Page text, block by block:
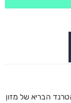
הבריא של מזון